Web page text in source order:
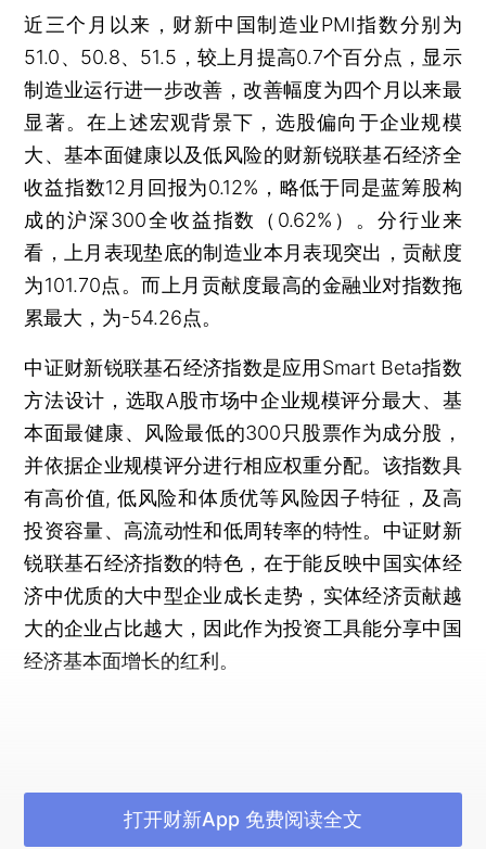
近三个月以来，财新中国制造业PMI指数分别为
51.0、50.8、51.5，较上月提高0.7个百分点，显示
制造业运行进一步改善，改善幅度为四个月以来最
显著。在上述宏观背景下，选股偏向于企业规模
大、基本面健康以及低风险的财新锐联基石经济全
收益指数12月回报为0.12%，略低于同是蓝筹股构
成的沪深300全收益指数（0.62%）。分行业来
看，上月表现垫底的制造业本月表现突出，贡献度
为101.70点。而上月贡献度最高的金融业对指数拖
累最大，为-54.26点。
中证财新锐联基石经济指数是应用Smart Beta指数
方法设计，选取A股市场中企业规模评分最大、基
本面最健康、风险最低的300只股票作为成分股，
并依据企业规模评分进行相应权重分配。该指数具
有高价值, 低风险和体质优等风险因子特征，及高
投资容量、高流动性和低周转率的特性。中证财新
锐联基石经济指数的特色，在于能反映中国实体经
济中优质的大中型企业成长走势，实体经济贡献越
大的企业占比越大，因此作为投资工具能分享中国
经济基本面增长的红利。
打开财新App 免费阅读全文